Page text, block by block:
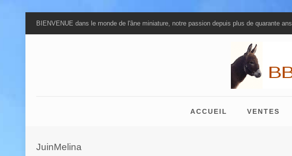
BIENVENUE dans le monde de l'âne miniature, notre passion depuis plus de quarante ans
ACCUEIL VENTES
JuinMelina